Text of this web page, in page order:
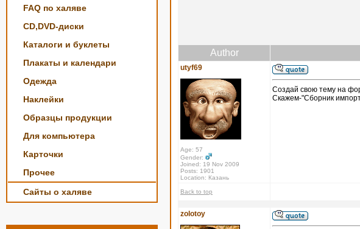
FAQ по халяве
CD,DVD-диски
Каталоги и буклеты
Плакаты и календари
Одежда
Наклейки
Образцы продукции
Для компьютера
Карточки
Прочее
Сайты о халяве
Author
utyf69
Age: 57
Gender:
Joined: 19 Nov 2009
Posts: 1901
Location: Казань
Создай свою тему на
Скажем-"Сборник
Back to top
zolotoy